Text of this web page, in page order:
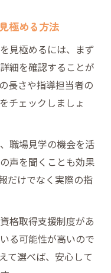
極める方法
見極めるには、まず
細を確認することが
長さや指導担当者の
チェックしましょ
職場見学の機会を活
声を聞くことも効果
だけでなく実際の指
格取得支援制度があ
る可能性が高いので
て選べば、安心して